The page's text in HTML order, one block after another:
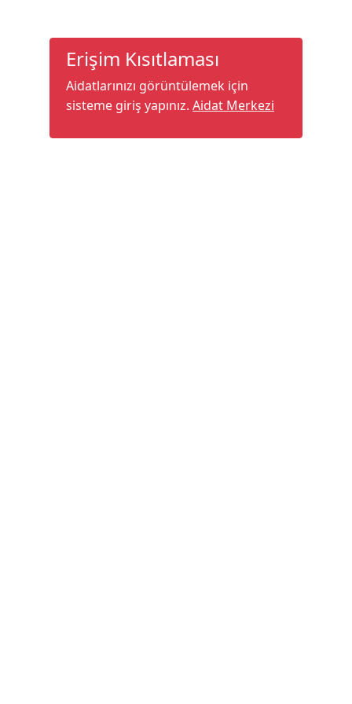
Erişim Kısıtlaması
Aidatlarınızı görüntülemek için
sisteme giriş yapınız. Aidat Merkezi